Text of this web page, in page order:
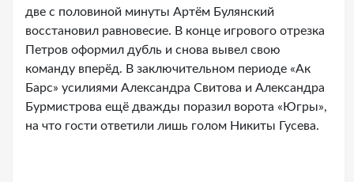
две с половиной минуты Артём Булянский
восстановил равновесие. В конце игрового отрезка
Петров оформил дубль и снова вывел свою
команду вперёд. В заключительном периоде «Ак
Барс» усилиями Александра Свитова и Александра
Бурмистрова ещё дважды поразил ворота «Югры»,
на что гости ответили лишь голом Никиты Гусева.